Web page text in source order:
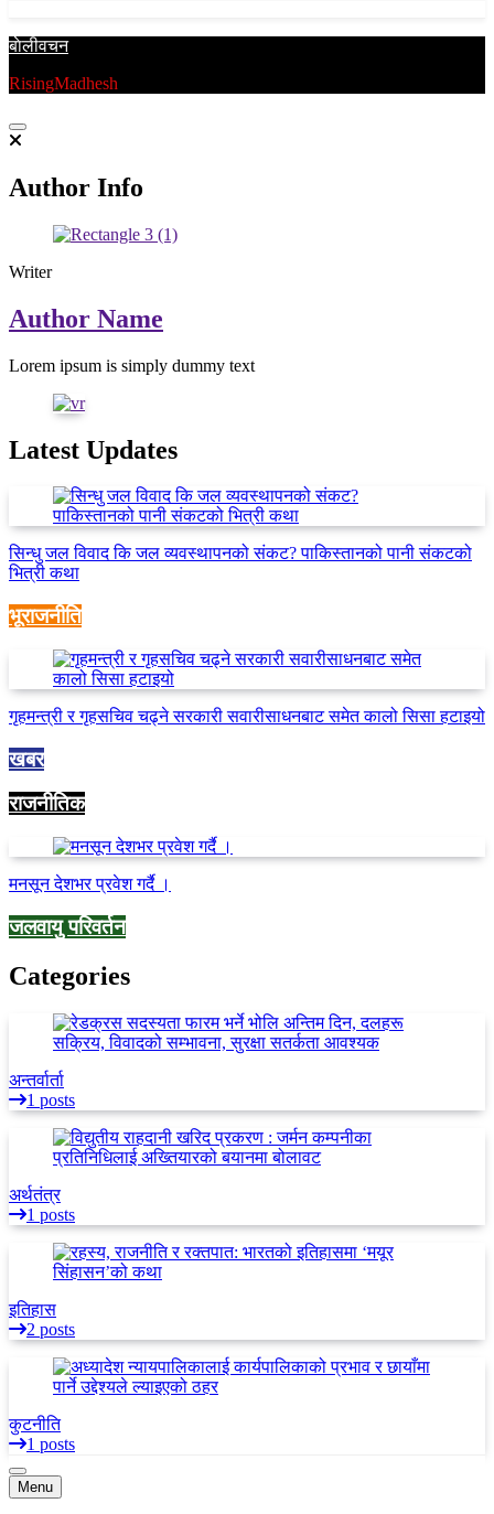
बाेलीवचन
RisingMadhesh
Author Info
Writer
Author Name
Lorem ipsum is simply dummy text
Latest Updates
सिन्धु जल विवाद कि जल व्यवस्थापनको संकट? पाकिस्तानको पानी संकटको
भित्री कथा
भूराजनीति
गृहमन्त्री र गृहसचिव चढ्ने सरकारी सवारीसाधनबाट समेत कालो सिसा हटाइयो
खबर
राजनीतिक
मनसून देशभर प्रवेश गर्दै ।
जलवायु परिवर्तन
Categories
अन्तर्वार्ता
1 posts
अर्थतंत्र
1 posts
इतिहास
2 posts
कुटनीति
1 posts
Menu